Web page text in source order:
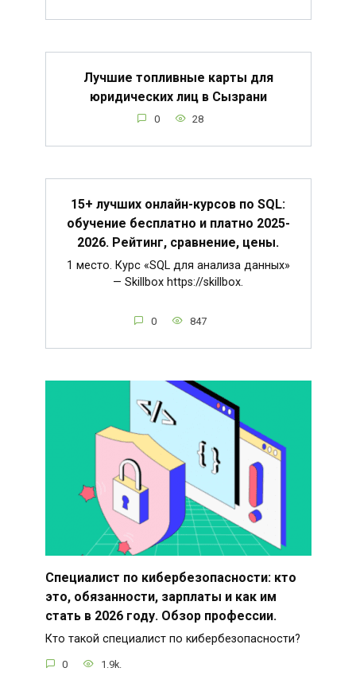
Лучшие топливные карты для
юридических лиц в Сызрани
0 28
15+ лучших онлайн-курсов по SQL:
обучение бесплатно и платно 2025-
2026. Рейтинг, сравнение, цены.
1 место. Курс «SQL для анализа данных»
— Skillbox https://skillbox.
0 847
Специалист по кибербезопасности: кто
это, обязанности, зарплаты и как им
стать в 2026 году. Обзор профессии.
Кто такой специалист по кибербезопасности?
0 1.9k.